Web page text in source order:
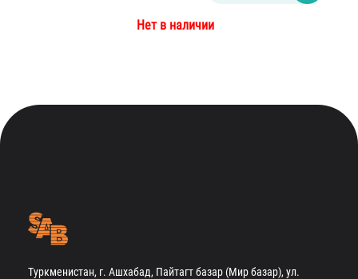
Нет в наличии
Туркменистан, г. Ашхабад, Пайтагт базар (Мир базар), ул.